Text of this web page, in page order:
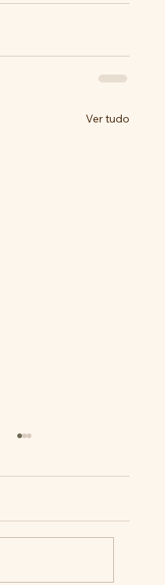
Ver tudo